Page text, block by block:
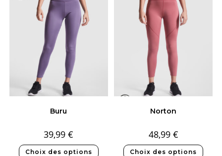
Buru
39,99€
Choix des options
Norton
48,99 €
Choix des options